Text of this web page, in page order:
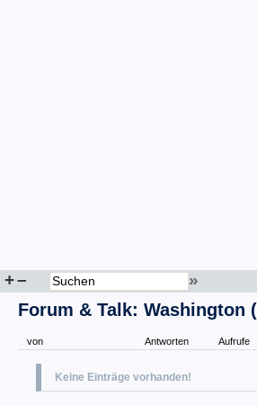
+– »
Forum & Talk: Washington
von Antworten Aufrufe
Keine Einträge vorhanden!